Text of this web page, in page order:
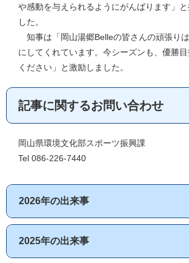
や感動を与えられるようにがんばります」
した。
知事は「岡山湯郷Belleの皆さんの頑張り
にしてくれています。今シーズンも、優勝
ください」と激励しました。
記事に関するお問い合わせ
岡山県環境文化部スポーツ振興課
Tel 086-226-7440
2026年の出来事
2025年の出来事